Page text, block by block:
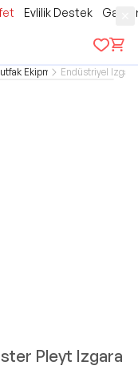
Evlilik Destek
EkipmanlarıEndüstriyel
Pleyt Izgara